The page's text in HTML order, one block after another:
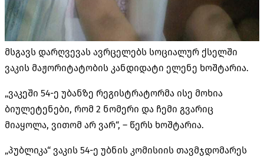
მსგავს დარღვევას ავრცელებს სოციალურ ქსელში
ვაკის მაჟორიტატობის კანდიდატი ელენე ხოშტარია.
„ვაკეში 54-ე უბანზე რეგისტრატორმა ისე მოხია
ბიულეტენები, რომ 2 ნომერი და ჩემი გვარიც
მიაყოლა, ვითომ არ ვარ“, – წერს ხოშტარია.
„პუბლიკა“ ვაკის 54-ე უბნის კომისიის თავმჯდომარეს